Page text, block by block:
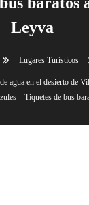
Leyva
Lugares Turísticos
agua en el desierto de
– Tiquetes de bus